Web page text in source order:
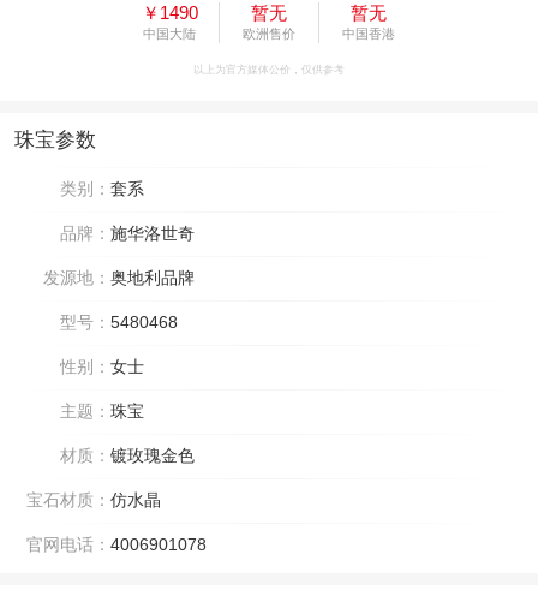
￥1490
中国大陆
暂无
欧洲售价
暂无
中国香港
以上为官方媒体公价，仅供参考
珠宝参数
类别： 套系
品牌： 施华洛世奇
发源地： 奥地利品牌
型号： 5480468
性别： 女士
主题： 珠宝
材质： 镀玫瑰金色
宝石材质： 仿水晶
官网电话： 4006901078